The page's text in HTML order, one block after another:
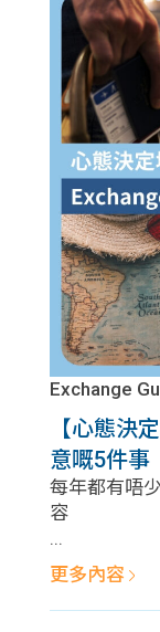
Exchange
【心態決
意嘅5件事
每年都有唔
容
...
更多內容